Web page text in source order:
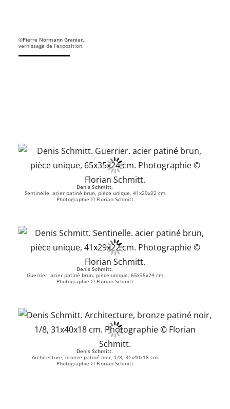
©Pierre Normann Granier,
vernissage de l’exposition.
Denis Schmitt.
Sentinelle. acier patiné brun, pièce unique, 41x29x22 cm.
Photographie © Florian Schmitt.
Denis Schmitt.
Guerrier. acier patiné brun, pièce unique, 65x35x24 cm.
Photographie © Florian Schmitt.
Denis Schmitt.
Architecture, bronze patiné noir, 1/8, 31x40x18 cm.
Photographie © Florian Schmitt.